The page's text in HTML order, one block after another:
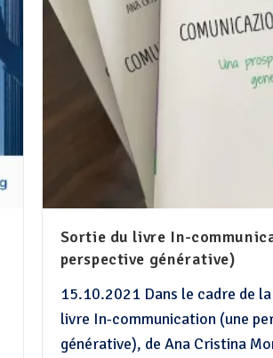
Sortie du livre In-
perspective générative)
15.10.2021 Dans le cadre de
livre In-communication (une
générative), de Ana Cristina